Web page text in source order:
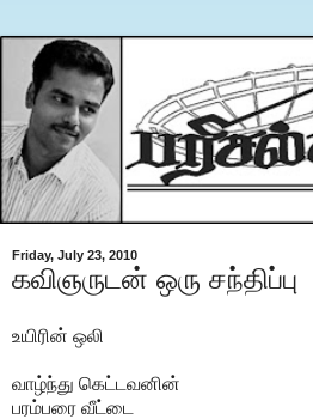
Friday, July 23, 2010
கவிஞருடன் ஒரு சந்திப்பு
உயிரின் ஒலி
வாழ்ந்து கெட்டவனின்
பரம்பரை வீட்டை